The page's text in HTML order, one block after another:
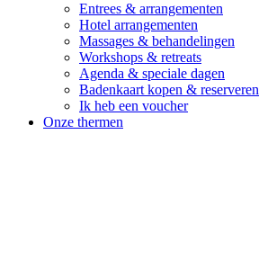
Entrees & arrangementen
Hotel arrangementen
Massages & behandelingen
Workshops & retreats
Agenda & speciale dagen
Badenkaart kopen & reserveren
Ik heb een voucher
Onze thermen